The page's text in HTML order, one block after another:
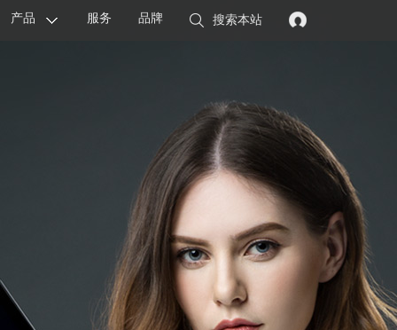
搜索本站
品牌
服务
产品
智能设备 配件